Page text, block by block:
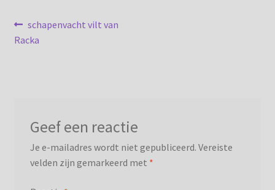
Bericht
navigatie
Vorig
bericht:
schapenvacht vilt van
Racka
Geef een reactie
Je e-mailadres wordt niet gepubliceerd. Vereiste
velden zijn gemarkeerd met *